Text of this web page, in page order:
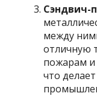
Сэндвич-
между
отличную
пожарам и
что